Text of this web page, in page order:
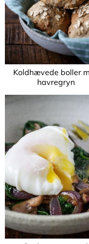
Koldhævede boller
havregryn